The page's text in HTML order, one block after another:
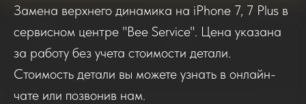
Замена верхнего динамика на iPhone 7, 7 Plus в
сервисном центре "Bee Service". Цена указана
за работу без учета стоимости детали.
Стоимость детали вы можете узнать в онлайн-
чате или позвонив нам.
Если вы обращались в наш сервисный центр,
просим вас поделиться своим отзывом. Нам
очень важно услышать ваше мнение о
качестве нашей работы!
Отзывы о нашем сервисе